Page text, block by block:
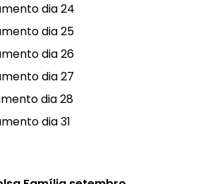
dia 24
dia 25
dia 26
dia 27
dia 28
dia 31